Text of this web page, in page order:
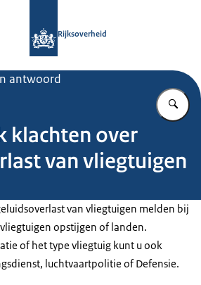
Rijksoverheid
antwoord
klachten over
van vliegtuigen
van vliegtuigen melden bij
opstijgen of landen.
of het type vliegtuig kunt u ook
luchtvaartpolitie of Defensie.